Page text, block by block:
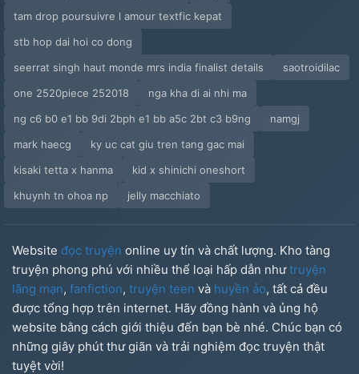
tam drop poursuivre l amour textfic kepat
stb hop dai hoi co dong
seerrat singh haut monde mrs india finalist details
saotroidilac
one 2520piece 252018
nga kha di ai nhi ma
ng c6 b0 e1 bb 9di 2bph e1 bb a5c 2bt c3 b9ng
namgj
mark haecg
ky uc cat giu tren tang gac mai
kisaki tetta x hanma
kid x shinichi oneshort
khuynh tn ohoa np
jelly macchiato
Website đọc truyện online uy tín và chất lượng. Kho tàng
truyện phong phú với nhiều thể loại hấp dẫn nhưtruyện
lãng mạn, fanfiction, truyện teen và huyền ảo, tất cả đều
được tổng hợp trên internet. Hãy đồng hành và ủng hộ
website bằng cách giới thiệu đến bạn bè nhé. Chúc bạn có
những giây phút thư giãn và trải nghiệm đọc truyện thật
tuyệt vời!